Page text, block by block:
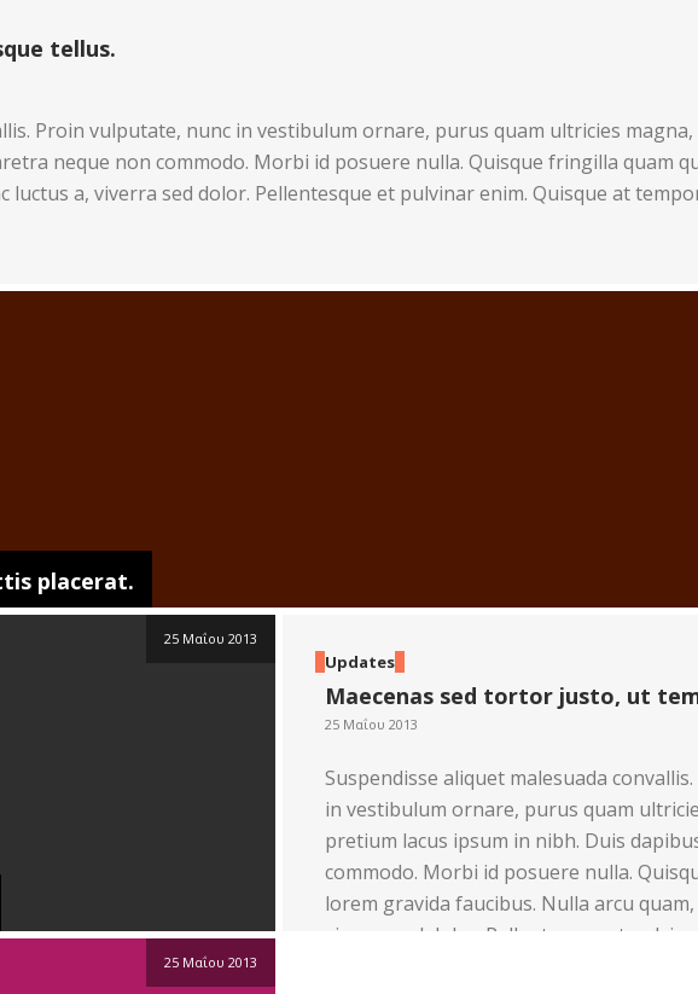
tellus.
Proin vulputate, nunc in vestibulum ornare, purus quam ultricies
neque non commodo. Morbi id posuere nulla. Quisque fringilla quam
luctus a, viverra sed dolor. Pellentesque et pulvinar enim. Quisque at
placerat.
25 Μαΐου 2013
Updates
Maecenas sed tortor justo, ut
25 Μαΐου 2013
Suspendisse aliquet malesuada
in vestibulum ornare, purus quam
pretium lacus ipsum in nibh. Duis
commodo. Morbi id posuere nulla.
lorem gravida faucibus. Nulla arcu
viverra sed dolor. Pellentesque et
25 Μαΐου 2013